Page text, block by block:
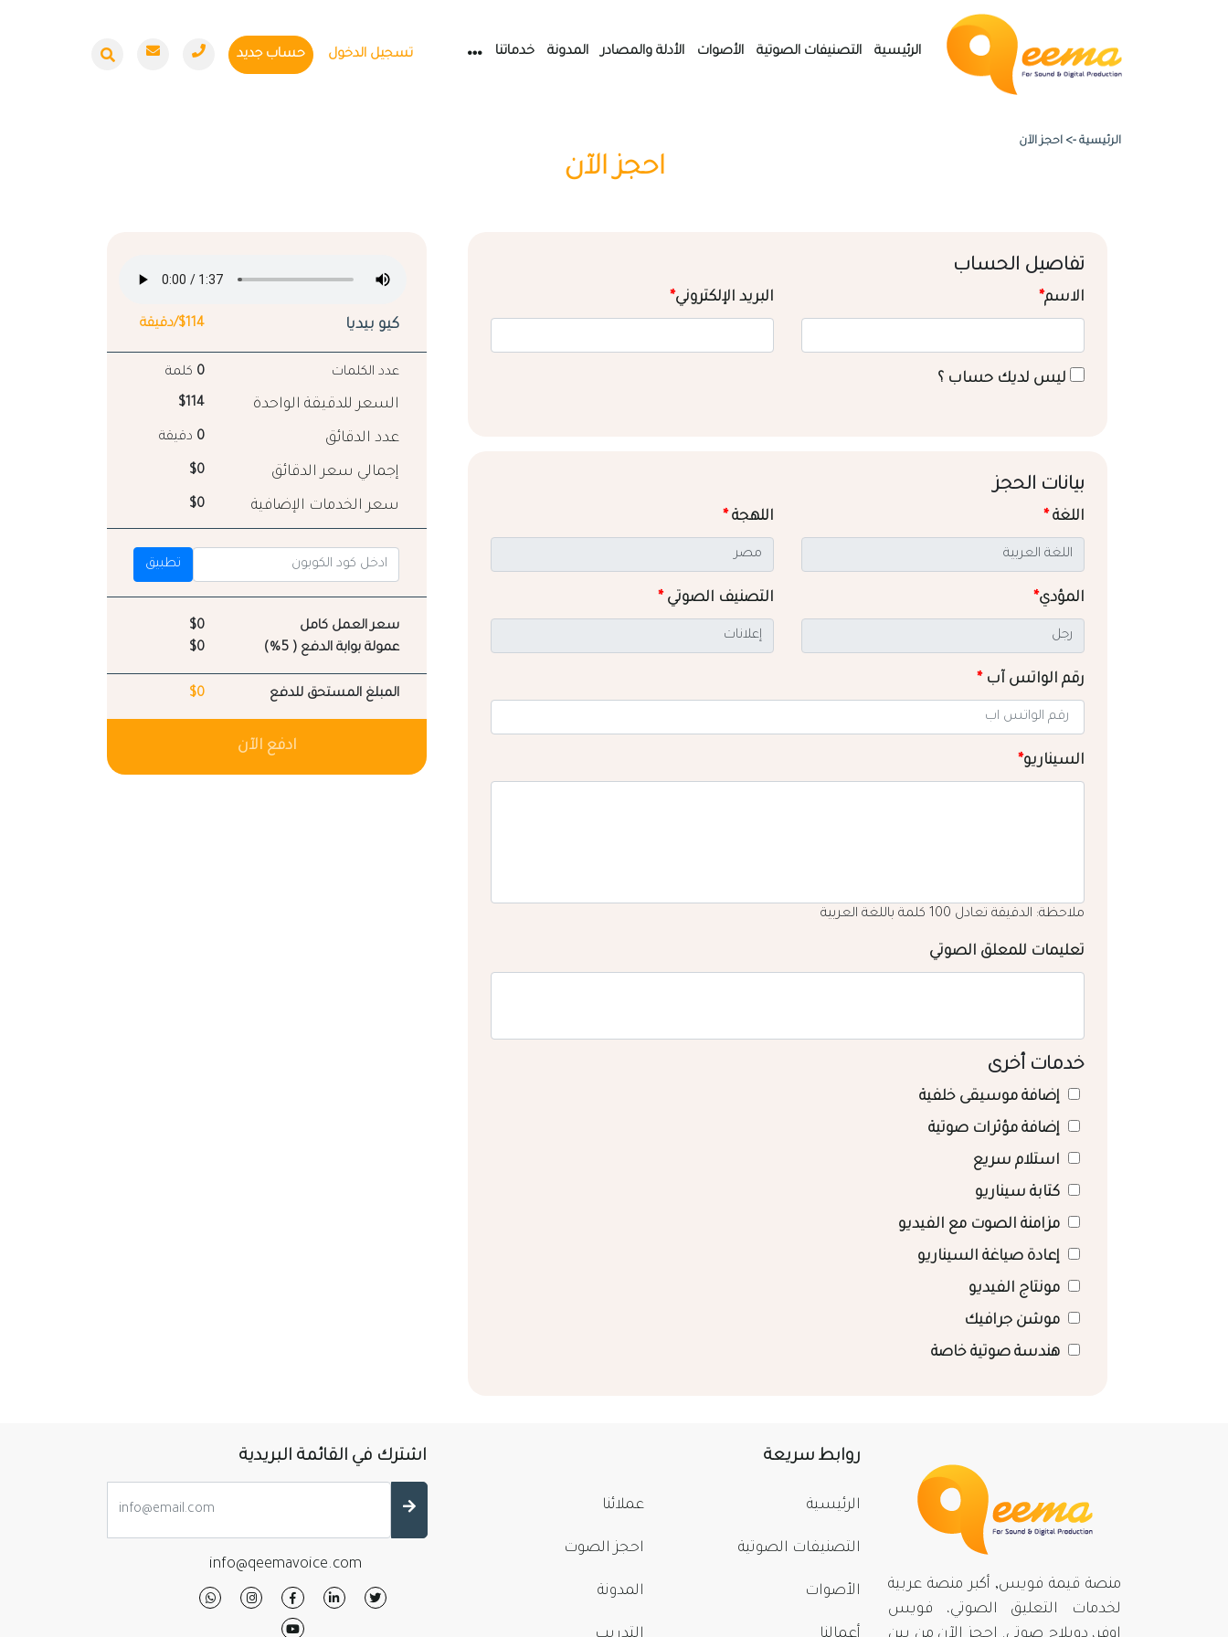
الرئيسية التصنيفات الصوتية الأصوات الأدلة والمصادر المدونة خدماتنا تسجيل الدخول حساب جديد
الرئيسية -> احجز الآن
احجز الآن
تفاصيل الحساب
الاسم* البريد الإلكتروني*
ليس لديك حساب ؟
بيانات الحجز
اللغة* اللهجة*
المؤدي* التصنيف الصوتي*
رقم الواتس آب*
السيناريو*
ملاحظة: الدقيقة تعادل 100 كلمة باللغة العربية
تعليمات للمعلق الصوتي
خدمات أخرى
إضافة موسيقى خلفية
إضافة مؤثرات صوتية
استلام سريع
كتابة سيناريو
مزامنة الصوت مع الفيديو
إعادة صياغة السيناريو
مونتاج الفيديو
موشن جرافيك
هندسة صوتية خاصة
كيو بيديا $114/دقيقة
عدد الكلمات 0 كلمة
السعر للدقيقة الواحدة $114
عدد الدقائق 0 دقيقة
إجمالي سعر الدقائق $0
سعر الخدمات الإضافية $0
تطبيق
سعر العمل كامل
$0
عمولة بوابة الدفع ( 5%)
$0
المبلغ المستحق للدفع $0
ادفع الآن
منصة قيمة فويس, أكبر منصة عربية
لخدمات التعليق الصوتي، فويس
روابط سريعة
الرئيسية
التصنيفات الصوتية
الأصوات
عملائنا
احجز الصوت
المدونة
اشترك في القائمة البريدية
info@qeemavoice.com